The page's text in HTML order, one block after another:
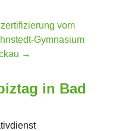
vom
Gymnasium
→
in Bad